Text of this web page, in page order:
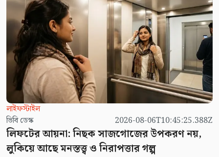
লাইফস্টাইল
ভিবি ডেস্ক
2026-08-06T10:45:25.388Z
লিফটের আয়না: নিছক সাজগোজের উপকরণ নয়,
লুকিয়ে আছে মনস্তত্ত্ব ও নিরাপত্তার গল্প